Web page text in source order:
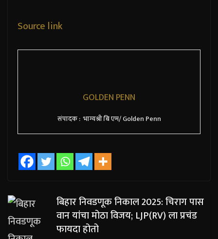
Source link
GOLDEN PENN
संपादक : भाग्यश्री बि एम/ Golden Penn
बिहार निवडणूक निकाल 2025: चिराग पास
वान यांचा मोठा विजय; LJP(RV) ला प्रचंड
फायदा होतो